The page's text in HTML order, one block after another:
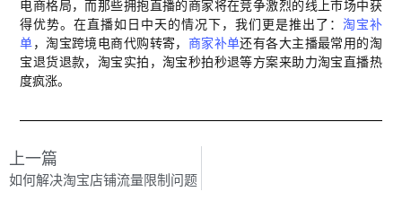
电商格局，而那些拥抱直播的商家将在竞争激烈的线上市场中获
得优势。在直播如日中天的情况下，我们更是推出了： 淘宝补
单，淘宝跨境电商代购转寄， 商家补单还有各大主播最常用的淘
宝退货退款，淘宝实拍，淘宝秒拍秒退等方案来助力淘宝直播热
度疯涨。
上一篇
如何解决淘宝店铺流量限制问题